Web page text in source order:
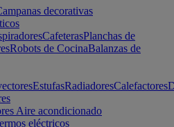
decorativas
CafeterasPlanchas de
Robots de CocinaBalanzas de
EstufasRadiadoresCalefactores
Aire acondicionado
eléctricos